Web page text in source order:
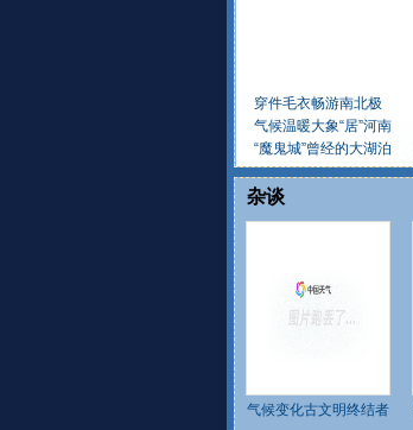
穿件毛衣畅游南北极
气候温暖大象“居”河南
“魔鬼城”曾经的大湖泊
杂谈
气候变化古文明终结者